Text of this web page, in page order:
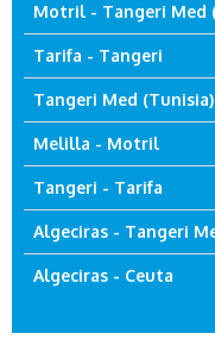
Motril - Tangeri Med
Tarifa - Tangeri
Tangeri Med
Melilla - Motril
Tangeri - Tarifa
Algeciras - Tangeri
Algeciras - Ceuta